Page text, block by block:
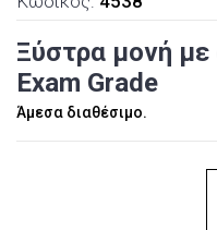
Ξύστρα μονή με
Exam Grade
Άμεσα διαθέσιμο.